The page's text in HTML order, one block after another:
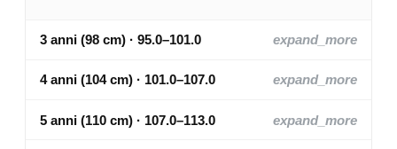
3 anni (98 cm) · 95.0–101.0 expand_more
4 anni (104 cm) · 101.0–107.0 expand_more
5 anni (110 cm) · 107.0–113.0 expand_more